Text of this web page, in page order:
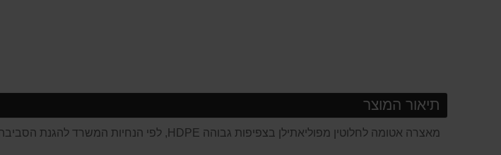
תיאור המוצר
מאצרה אטומה לחלוטין מפוליאתילן בצפיפות גבוהה HDPE, לפי הנחיות המשרד להגנת הסביבה. תוצרת דולב. מידות חיצוניות(ס"מ) 176*120*152 גובה כולל הסורג